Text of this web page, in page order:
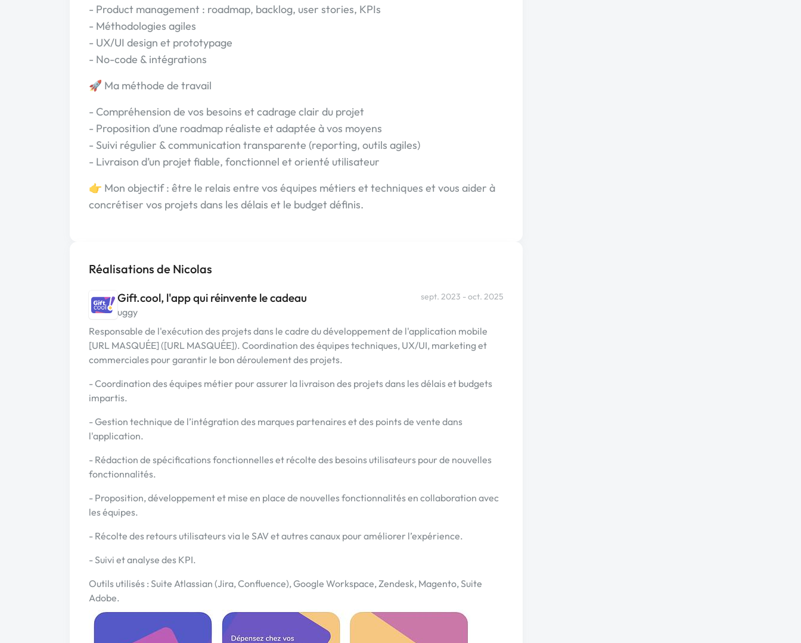
- Product management : roadmap, backlog, user stories, KPIs
- Méthodologies agiles
- UX/UI design et prototypage
- No-code & intégrations
🚀 Ma méthode de travail
- Compréhension de vos besoins et cadrage clair du projet
- Proposition d’une roadmap réaliste et adaptée à vos moyens
- Suivi régulier & communication transparente (reporting, outils agiles)
- Livraison d’un projet fiable, fonctionnel et orienté utilisateur
👉 Mon objectif : être le relais entre vos équipes métiers et techniques et vous aider à
concrétiser vos projets dans les délais et le budget définis.
Réalisations de Nicolas
Gift.cool, l'app qui réinvente le cadeau
uggy
sept. 2023 - oct. 2025
Responsable de l'exécution des projets dans le cadre du développement de l'application mobile
[URL MASQUÉE] ([URL MASQUÉE]). Coordination des équipes techniques, UX/UI, marketing et
commerciales pour garantir le bon déroulement des projets.
- Coordination des équipes métier pour assurer la livraison des projets dans les délais et budgets
impartis.
- Gestion technique de l’intégration des marques partenaires et des points de vente dans
l'application.
- Rédaction de spécifications fonctionnelles et récolte des besoins utilisateurs pour de nouvelles
fonctionnalités.
- Proposition, développement et mise en place de nouvelles fonctionnalités en collaboration avec
les équipes.
- Récolte des retours utilisateurs via le SAV et autres canaux pour améliorer l’expérience.
- Suivi et analyse des KPI.
Outils utilisés : Suite Atlassian (Jira, Confluence), Google Workspace, Zendesk, Magento, Suite
Adobe.